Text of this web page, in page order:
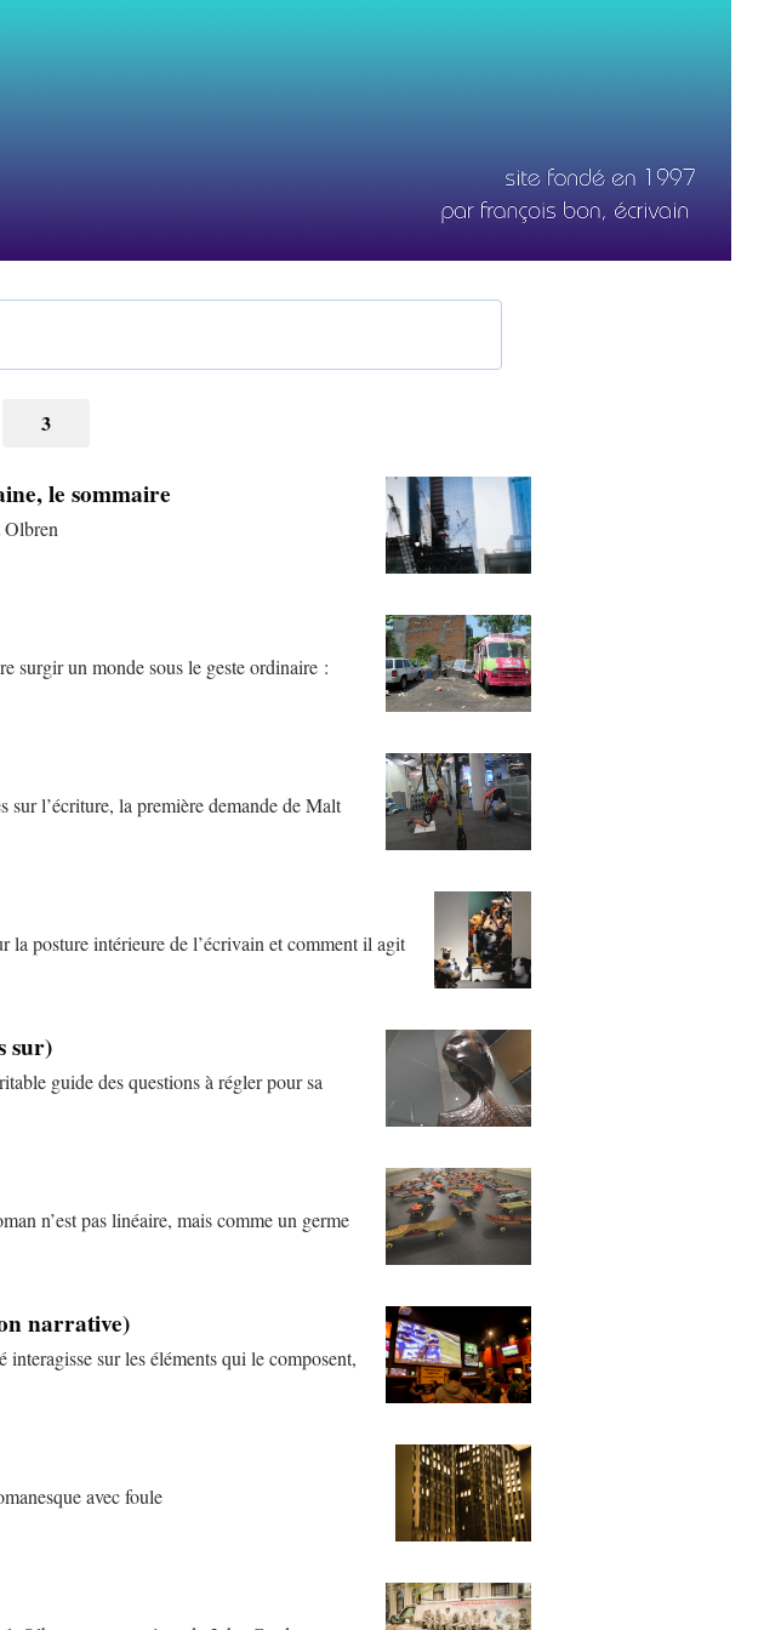
3
le sommaire
Olbren
surgir un monde sous le geste ordinaire :
sur l’écriture, la première demande de Malt
la posture intérieure de l’écrivain et comment il agit
sur)
guide des questions à régler pour sa
n’est pas linéaire, mais comme un germe
narrative)
sur les éléments qui le composent,
avec foule